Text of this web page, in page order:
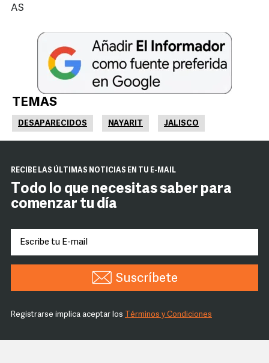
AS
TEMAS
DESAPARECIDOS NAYARIT JALISCO
RECIBE LAS ÚLTIMAS NOTICIAS EN TU E-MAIL
Todo lo que necesitas saber para
comenzar tu día
Suscríbete
Registrarse implica aceptar los Términos y Condiciones